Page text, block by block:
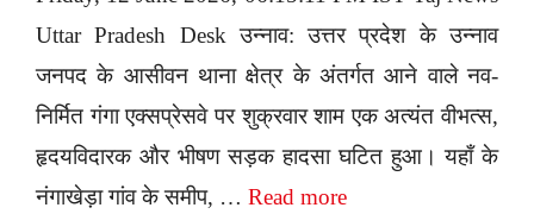
Uttar Pradesh Desk उन्नाव: उत्तर प्रदेश के उन्नाव
जनपद के आसीवन थाना क्षेत्र के अंतर्गत आने वाले नव-
निर्मित गंगा एक्सप्रेसवे पर शुक्रवार शाम एक अत्यंत वीभत्स,
हृदयविदारक और भीषण सड़क हादसा घटित हुआ। यहाँ के
नंगाखेड़ा गांव के समीप, … Read more